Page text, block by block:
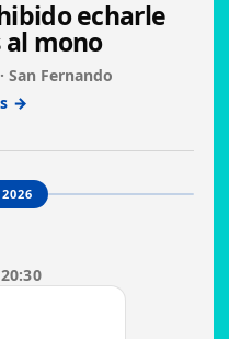
echarle
al mono
San Fernando
→
20:30